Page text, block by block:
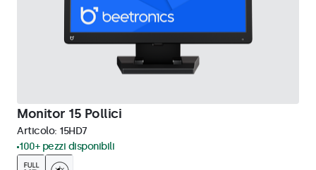
Monitor 15 Pollici
Articolo: 15HD7
100+ pezzi disponibili